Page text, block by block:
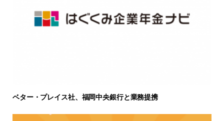
ベター・プレイス社、福岡中央銀行と業務提携